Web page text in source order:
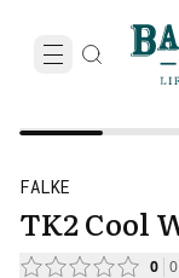
FALKE
TK2 Cool
0 0